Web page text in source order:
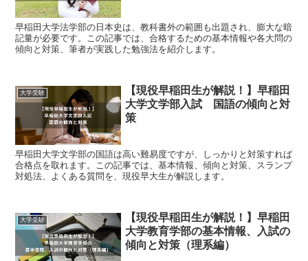
早稲田大学法学部の日本史は、教科書外の範囲も出題され、膨大な暗
記量が必要です。この記事では、合格するための基本情報や各大問の
傾向と対策、筆者が実践した勉強法を紹介します。
大学受験
【現役早稲田生が解説！】早稲田
大学文学部入試 国語の傾向と対
策
早稲田大学文学部の国語は高い難易度ですが、しっかりと対策すれば
合格点を取れます。この記事では、基本情報、傾向と対策、スランプ
対処法、よくある質問を、現役早大生が解説します。
大学受験
【現役早稲田生が解説！】早稲田
大学教育学部の基本情報、入試の
傾向と対策（理系編）